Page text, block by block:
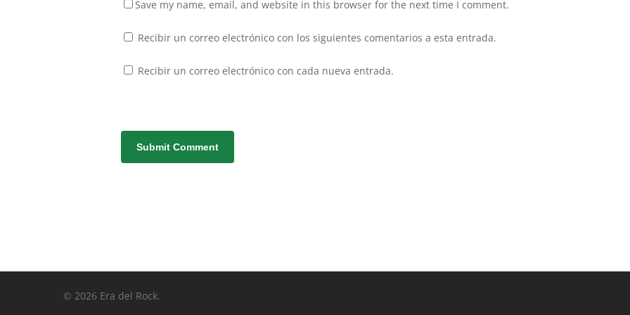
Save my name, email, and website in this browser for the next time I comment.
Recibir un correo electrónico con los siguientes comentarios a esta entrada.
Recibir un correo electrónico con cada nueva entrada.
© 2026 Era del Rock.